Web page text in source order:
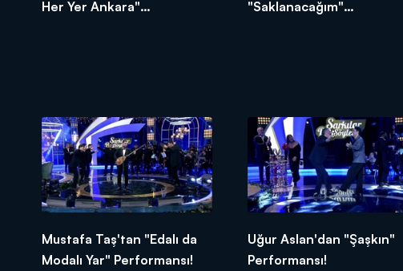
Her Yer Ankara"
"Saklanacağım"
Mustafa Taş'tan "Edalı da
Modalı Yar" Performansı!
Uğur Aslan'dan "Şaşkın"
Performansı!